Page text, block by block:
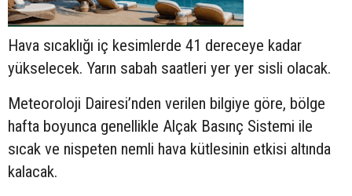
Hava sıcaklığı iç kesimlerde 41 dereceye kadar
yükselecek. Yarın sabah saatleri yer yer sisli olacak.
Meteoroloji Dairesi’nden verilen bilgiye göre, bölge
hafta boyunca genellikle Alçak Basınç Sistemi ile
sıcak ve nispeten nemli hava kütlesinin etkisi altında
kalacak.